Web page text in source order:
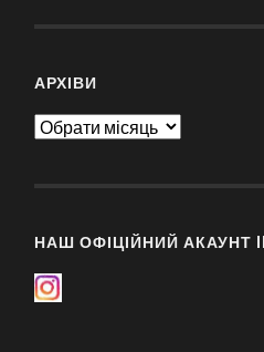
АРХІВИ
Архіви
НАШ ОФІЦІЙНИЙ АКАУНТ